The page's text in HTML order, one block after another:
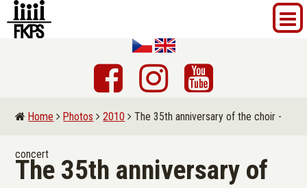
Home Photos 2010 The 35th anniversary of the choir -
concert
The 35th anniversary of